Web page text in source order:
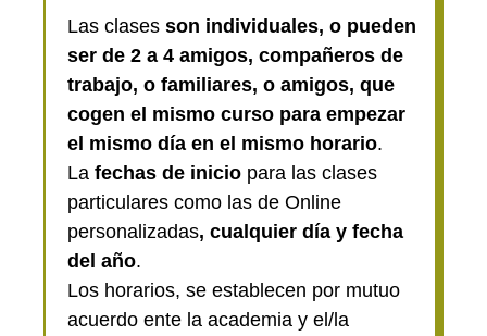
Las clases son individuales, o pueden
ser de 2 a 4 amigos, compañeros de
trabajo, o familiares, o amigos, que
cogen el mismo curso para empezar
el mismo día en el mismo horario.
La fechas de inicio para las clases
particulares como las de Online
personalizadas, cualquier día y fecha
del año.
Los horarios, se establecen por mutuo
acuerdo ente la academia y el/la